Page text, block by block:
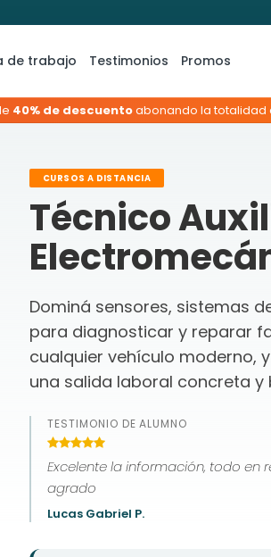
de trabajo Testimonios Promos
40% de descuentoabonando la totalidad
CURSOS A DISTANCIA
Técnico
Dominá sensores, sistemas
para diagnosticar y reparar
cualquier vehículo moderno,
una salida laboral concreta y
TESTIMONIO DE ALUMNO
Excelente la información, todo en resumen y especifico , de mi
agrado
Lucas Gabriel P.